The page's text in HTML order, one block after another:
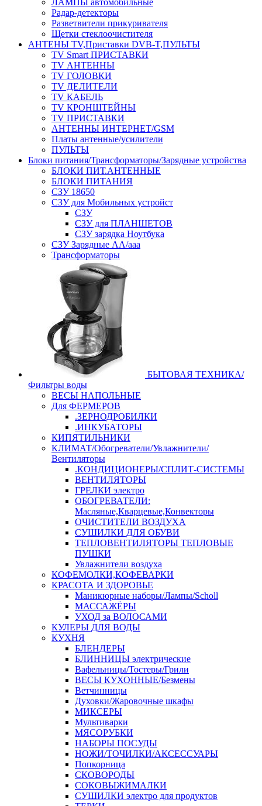
ЛАМПЫ автомобильные
Радар-детекторы
Разветвители прикуривателя
Щетки стеклоочистителя
АНТЕНЫ ТV,Приставки DVB-T,ПУЛЬТЫ
TV Smart ПРИСТАВКИ
TV АНТЕННЫ
TV ГОЛОВКИ
TV ДЕЛИТЕЛИ
TV КАБЕЛЬ
TV КРОНШТЕЙНЫ
TV ПРИСТАВКИ
АНТЕННЫ ИНТЕРНЕТ/GSM
Платы антенные/усилители
ПУЛЬТЫ
Блоки питания/Трансформаторы/Зарядные устройства
БЛОКИ ПИТ.АНТЕННЫЕ
БЛОКИ ПИТАНИЯ
СЗУ 18650
СЗУ для Мобильных устройст
СЗУ
СЗУ для ПЛАНШЕТОВ
СЗУ зарядка Ноутбука
СЗУ Зарядные АА/ааа
Трансформаторы
БЫТОВАЯ ТЕХНИКА/
Фильтры воды
ВЕСЫ НАПОЛЬНЫЕ
Для ФЕРМЕРОВ
.ЗЕРНОДРОБИЛКИ
.ИНКУБАТОРЫ
КИПЯТИЛЬНИКИ
КЛИМАТ/Обогреватели/Увлажнители/
Вентиляторы
.КОНДИЦИОНЕРЫ/СПЛИТ-СИСТЕМЫ
ВЕНТИЛЯТОРЫ
ГРЕЛКИ электро
ОБОГРЕВАТЕЛИ:
Масляные,Кварцевые,Конвекторы
ОЧИСТИТЕЛИ ВОЗДУХА
СУШИЛКИ ДЛЯ ОБУВИ
ТЕПЛОВЕНТИЛЯТОРЫ ТЕПЛОВЫЕ
ПУШКИ
Увлажнители воздуха
КОФЕМОЛКИ,КОФЕВАРКИ
КРАСОТА И ЗДОРОВЬЕ
Маникюрные наборы/Лампы/Scholl
МАССАЖЁРЫ
УХОД за ВОЛОСАМИ
КУЛЕРЫ ДЛЯ ВОДЫ
КУХНЯ
БЛЕНДЕРЫ
БЛИННИЦЫ электрические
Вафельницы/Тостеры/Грили
ВЕСЫ КУХОННЫЕ/Безмены
Ветчинницы
Духовки/Жаровочные шкафы
МИКСЕРЫ
Мультиварки
МЯСОРУБКИ
НАБОРЫ ПОСУДЫ
НОЖИ/ТОЧИЛКИ/АКСЕССУАРЫ
Попкорница
СКОВОРОДЫ
СОКОВЫЖИМАЛКИ
СУШИЛКИ электро для продуктов